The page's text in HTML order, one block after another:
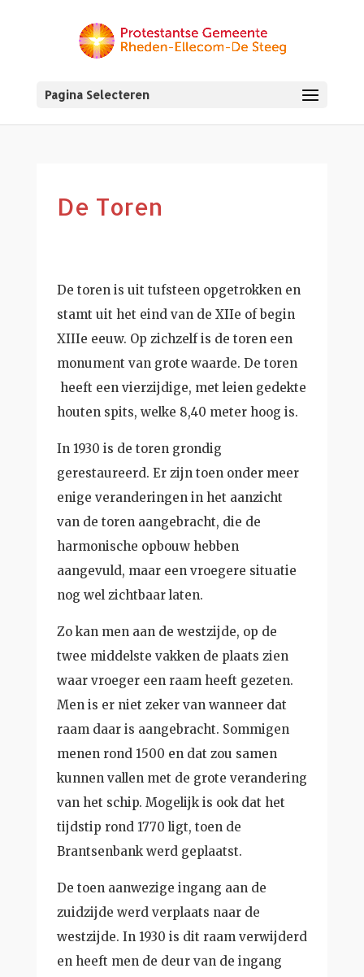
Pagina Selecteren
De Toren
De toren is uit tufsteen opgetrokken en
stamt uit het eind van de XIIe of begin
XIIIe eeuw. Op zichzelf is de toren een
monument van grote waarde. De toren
heeft een vierzijdige, met leien gedekte
houten spits, welke 8,40 meter hoog is.
In 1930 is de toren grondig
gerestaureerd. Er zijn toen onder meer
enige veranderingen in het aanzicht
van de toren aangebracht, die de
harmonische opbouw hebben
aangevuld, maar een vroegere situatie
nog wel zichtbaar laten.
Zo kan men aan de westzijde, op de
twee middelste vakken de plaats zien
waar vroeger een raam heeft gezeten.
Men is er niet zeker van wanneer dat
raam daar is aangebracht. Sommigen
menen rond 1500 en dat zou samen
kunnen vallen met de grote verandering
van het schip. Mogelijk is ook dat het
tijdstip rond 1770 ligt, toen de
Brantsenbank werd geplaatst.
De toen aanwezige ingang aan de
zuidzijde werd verplaats naar de
westzijde. In 1930 is dit raam verwijderd
en heeft men de deur van de ingang